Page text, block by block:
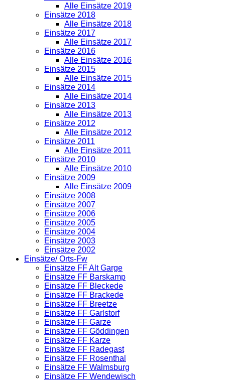
Alle Einsätze 2019
Einsätze 2018
Alle Einsätze 2018
Einsätze 2017
Alle Einsätze 2017
Einsätze 2016
Alle Einsätze 2016
Einsätze 2015
Alle Einsätze 2015
Einsätze 2014
Alle Einsätze 2014
Einsätze 2013
Alle Einsätze 2013
Einsätze 2012
Alle Einsätze 2012
Einsätze 2011
Alle Einsätze 2011
Einsätze 2010
Alle Einsätze 2010
Einsätze 2009
Alle Einsätze 2009
Einsätze 2008
Einsätze 2007
Einsätze 2006
Einsätze 2005
Einsätze 2004
Einsätze 2003
Einsätze 2002
Einsätze/ Orts-Fw
Einsätze FF Alt Garge
Einsätze FF Barskamp
Einsätze FF Bleckede
Einsätze FF Brackede
Einsätze FF Breetze
Einsätze FF Garlstorf
Einsätze FF Garze
Einsätze FF Göddingen
Einsätze FF Karze
Einsätze FF Radegast
Einsätze FF Rosenthal
Einsätze FF Walmsburg
Einsätze FF Wendewisch